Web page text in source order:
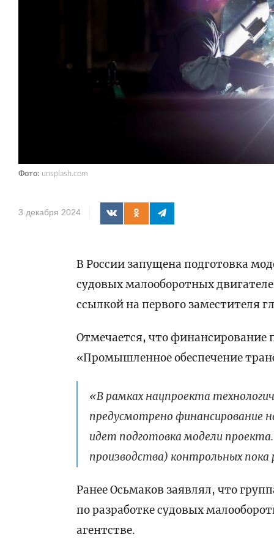
Фото: unsplash.com
3 декабря 2024
В России запущена подготовка
судовых малооборотных
ссылкой на первого заместителя
Отмечается, что финансирование
«Промышленное обеспечение
«В рамках нацпроекта
предусмотрено финансирование
идет подготовка модели
производства) контрольных пока
Ранее Осьмаков заявлял, что
по разработке судовых
агентстве.